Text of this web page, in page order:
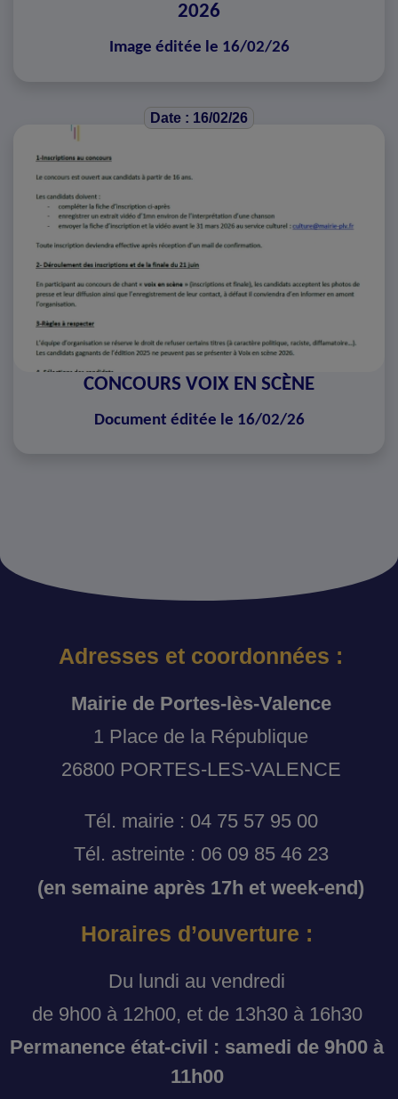
2026
Image éditée le 16/02/26
Date : 16/02/26
CONCOURS VOIX EN SCÈNE
Document éditée le 16/02/26
Adresses et coordonnées :
Mairie de Portes-lès-Valence
1 Place de la République
26800 PORTES-LES-VALENCE
Tél. mairie : 04 75 57 95 00
Tél. astreinte : 06 09 85 46 23
(en semaine après 17h et week-end)
Horaires d’ouverture :
Du lundi au vendredi
de 9h00 à 12h00, et de 13h30 à 16h30
Permanence état-civil : samedi de 9h00 à
11h00